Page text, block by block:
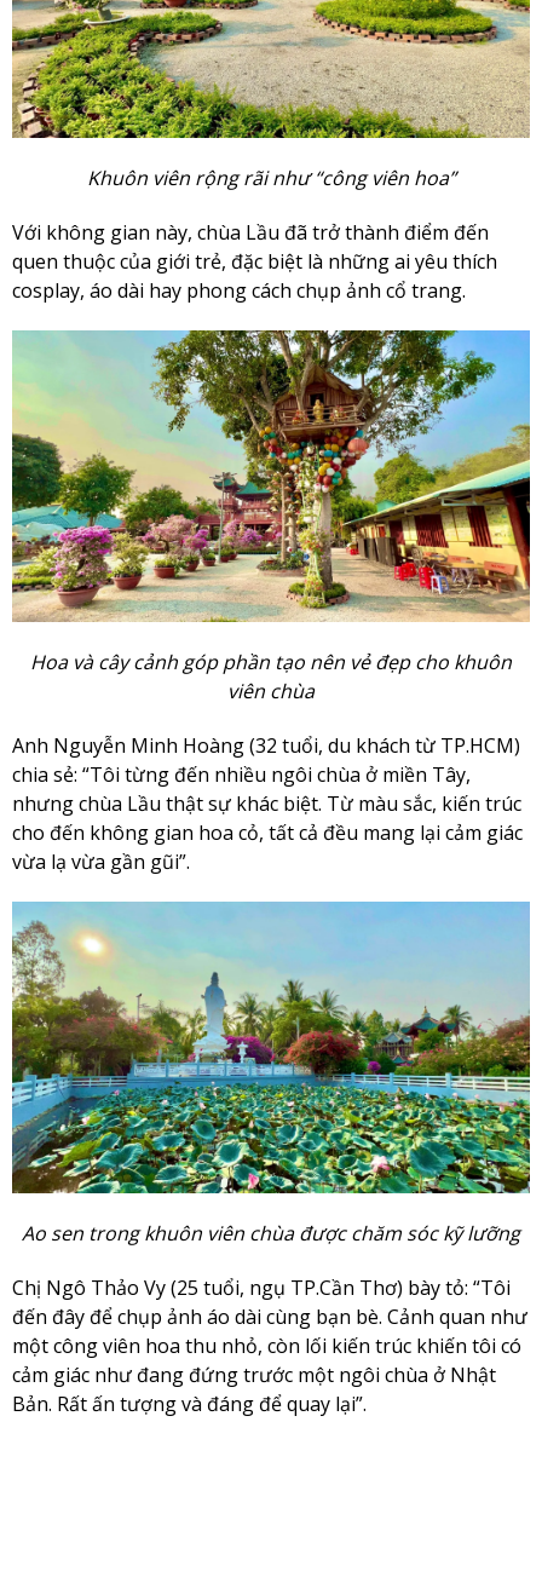
Khuôn viên rộng rãi như “công viên hoa”
Với không gian này, chùa Lầu đã trở thành điểm đến
quen thuộc của giới trẻ, đặc biệt là những ai yêu thích
cosplay, áo dài hay phong cách chụp ảnh cổ trang.
Hoa và cây cảnh góp phần tạo nên vẻ đẹp cho khuôn
viên chùa
Anh Nguyễn Minh Hoàng (32 tuổi, du khách từ TP.HCM)
chia sẻ: “Tôi từng đến nhiều ngôi chùa ở miền Tây,
nhưng chùa Lầu thật sự khác biệt. Từ màu sắc, kiến trúc
cho đến không gian hoa cỏ, tất cả đều mang lại cảm giác
vừa lạ vừa gần gũi”.
Ao sen trong khuôn viên chùa được chăm sóc kỹ lưỡng
Chị Ngô Thảo Vy (25 tuổi, ngụ TP.Cần Thơ) bày tỏ: “Tôi
đến đây để chụp ảnh áo dài cùng bạn bè. Cảnh quan như
một công viên hoa thu nhỏ, còn lối kiến trúc khiến tôi có
cảm giác như đang đứng trước một ngôi chùa ở Nhật
Bản. Rất ấn tượng và đáng để quay lại”.